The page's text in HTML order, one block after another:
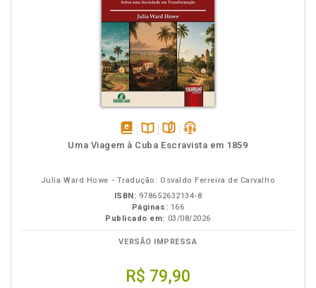
disponívelDisponível
páginaspodcast
Uma Viagem à Cuba Escravista em 1859
Julia Ward Howe - Tradução: Osvaldo Ferreira de Carvalho
ISBN: 978652632134-8
Páginas: 166
Publicado em: 03/08/2026
VERSÃO IMPRESSA
R$ 79,90